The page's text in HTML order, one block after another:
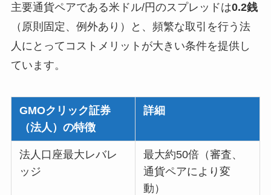
主要通貨ペアである米ドル/円のスプレッドは0.2銭
（原則固定、例外あり）と、頻繁な取引を行う法
人にとってコストメリットが大きい条件を提供し
ています。
GMOクリック証券
（法人）の特徴
詳細
法人口座最大レバレ
ッジ
最大約50倍（審査、
通貨ペアにより変
動）